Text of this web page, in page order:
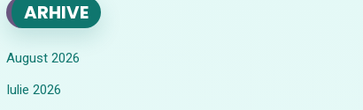
ARHIVE
August 2026
Iulie 2026